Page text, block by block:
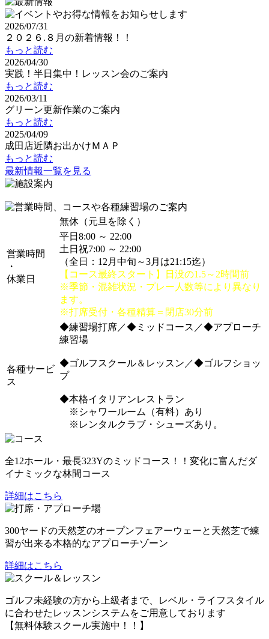
2026/07/31
２０２６.８月の新着情報！！
もっと読む
2026/04/30
実践！半日集中！レッスン会のご案内
もっと読む
2026/03/11
グリーン更新作業のご案内
もっと読む
2025/04/09
成田店近隣お出かけＭＡＰ
もっと読む
最新情報一覧を見る
営業時間
・
休業日
無休（元旦を除く）
平日8:00 ～ 22:00
土日祝7:00 ～ 22:00
（全日：12月中旬～3月は21:15迄）
【コース最終スタート】日没の1.5～2時間前
※季節・混雑状況・プレー人数等により異なり
ます。
※打席受付・各種精算＝閉店30分前
各種サービ
ス
◆練習場打席／◆ミッドコース／◆アプローチ
練習場
◆ゴルフスクール＆レッスン／◆ゴルフショッ
プ
◆本格イタリアンレストラン
※シャワールーム（有料）あり
※レンタルクラブ・シューズあり。
全12ホール・最長323Yのミッドコース！！変化に富んだダ
イナミックな林間コース
詳細はこちら
300ヤードの天然芝のオープンフェアーウェーと天然芝で練
習が出来る本格的なアプローチゾーン
詳細はこちら
ゴルフ未経験の方から上級者まで、レベル・ライフスタイル
に合わせたレッスンシステムをご用意しております
【無料体験スクール実施中！！】